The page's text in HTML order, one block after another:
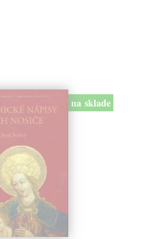
na sklade